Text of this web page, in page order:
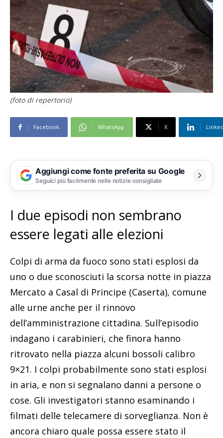
(foto di repertorio)
Facebook WhatsApp X
Aggiungi come fonte preferita su Google
Seguici più facilmente nelle notizie consigliate
I due episodi non sembrano
essere legati alle elezioni
Colpi di arma da fuoco sono stati esplosi da
uno o due sconosciuti la scorsa notte in piazza
Mercato a Casal di Principe (Caserta), comune
alle urne anche per il rinnovo
dell’amministrazione cittadina. Sull’episodio
indagano i carabinieri, che finora hanno
ritrovato nella piazza alcuni bossoli calibro
9×21. I colpi probabilmente sono stati esplosi
in aria, e non si segnalano danni a persone o
cose. Gli investigatori stanno esaminando i
filmati delle telecamere di sorveglianza. Non è
ancora chiaro quale possa essere stato il